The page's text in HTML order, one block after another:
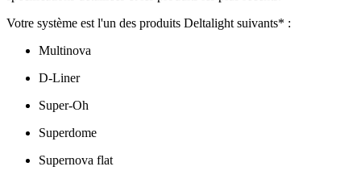
Votre système est l'un des produits Deltalight suivants* :
Multinova
D-Liner
Super-Oh
Superdome
Supernova flat